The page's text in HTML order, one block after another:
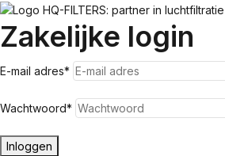
Zakelijke login
E-mail adres*
Wachtwoord*
Inloggen